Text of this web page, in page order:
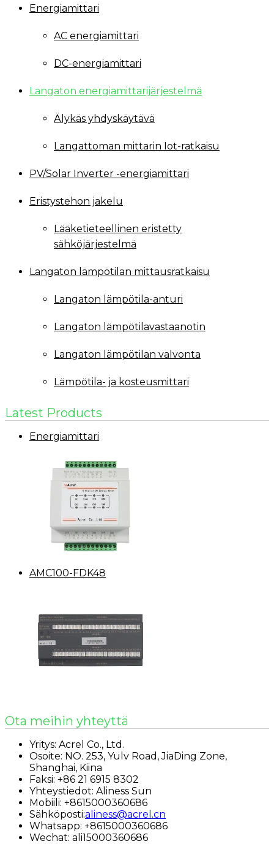
Energiamittari
AC energiamittari
DC-energiamittari
Langaton energiamittarijärjestelmä
Älykäs yhdyskäytävä
Langattoman mittarin Iot-ratkaisu
PV/Solar Inverter -energiamittari
Eristystehon jakelu
Lääketieteellinen eristetty
sähköjärjestelmä
Langaton lämpötilan mittausratkaisu
Langaton lämpötila-anturi
Langaton lämpötilavastaanotin
Langaton lämpötilan valvonta
Lämpötila- ja kosteusmittari
Latest Products
Energiamittari
AMC100-FDK48
Ota meihin yhteyttä
Yritys: Acrel Co., Ltd.
Osoite: NO. 253, Yulv Road, JiaDing Zone,
Shanghai, Kiina
Faksi: +86 21 6915 8302
Yhteystiedot: Aliness Sun
Mobiili: +8615000360686
Sähköposti:aliness@acrel.cn
Whatsapp: +8615000360686
Wechat: ali15000360686